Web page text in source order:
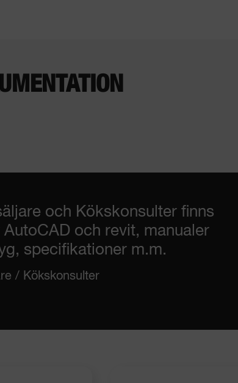
och Kökskonsulter finns
och revit, manualer
specifikationer m.m.
/ Kökskonsulter